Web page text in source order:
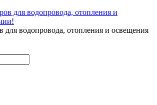
для водопровода, отопления и освещения